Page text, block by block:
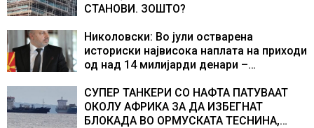
СТАНОВИ. ЗОШТО?
Николовски: Во јули остварена
историски највисока наплата на приходи
од над 14 милијарди денари –
резултати
СУПЕР ТАНКЕРИ СО НАФТА ПАТУВААТ
ОКОЛУ АФРИКА ЗА ДА ИЗБЕГНАТ
БЛОКАДА ВО ОРМУСКАТА ТЕСНИНА,